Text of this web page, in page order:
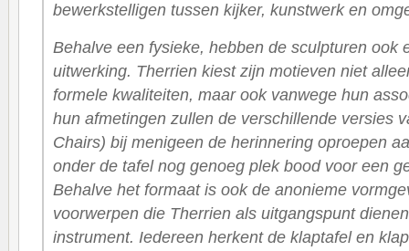
bewerkstelligen tussen kijker, kunstwerk en
Behalve een fysieke, hebben de sculpturen ook
uitwerking. Therrien kiest zijn motieven niet
formele kwaliteiten, maar ook vanwege hun
hun afmetingen zullen de verschillende versies
Chairs) bij menigeen de herinnering oproepen
onder de tafel nog genoeg plek bood voor een
Behalve het formaat is ook de anonieme
voorwerpen die Therrien als uitgangspunt
instrument. Iedereen herkent de klaptafel en